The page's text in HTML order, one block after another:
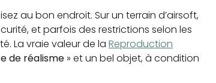
au bon endroit. Sur un terrain d’airsoft,
et parfois des restrictions selon les
La vraie valeur de laReproduction
de réalisme » et un bel objet, à condition